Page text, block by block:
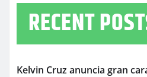
RECENT
Kelvin Cruz anuncia gran